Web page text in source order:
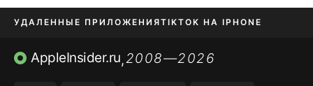
УДАЛЕННЫЕ ПРИЛОЖЕНИЯTIKTOK НА IPHONE
ПРИЛОЖЕНИЯ БЕЗ APP STORE
AppleInsider.ru,2008—2026